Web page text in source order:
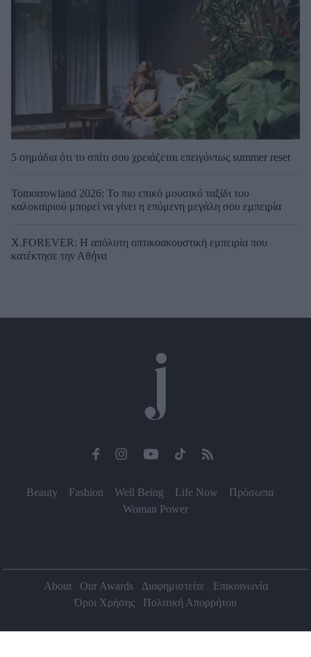
5 σημάδια ότι το σπίτι σου χρειάζεται επειγόντως summer reset
Tomorrowland 2026: Το πιο επικό μουσικό ταξίδι του
καλοκαιριού μπορεί να γίνει η επόμενη μεγάλη σου εμπειρία
X.FOREVER: Η απόλυτη οπτικοακουστική εμπειρία που
κατέκτησε την Αθήνα
Beauty Fashion Well Being Life Now
Πρόσωπα
Woman Power
About Our Awards Διαφημιστείτε
Επικοινωνία
Όροι Χρήσης
Πολιτική Απορρήτου